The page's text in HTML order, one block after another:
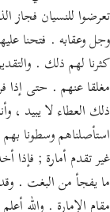
تعرضوا للنسيان فجاز
وجل وعقابه . فتحنا
كثرنا لهم ذلك .
مغلقا عنهم . حتى إذا
ذلك العطاء لا يبيد ،
استأصلناهم وسطونا
غير تقدم أمارة ; فإذا
ما يفجأ من البغت .
مقام الإمارة . والله